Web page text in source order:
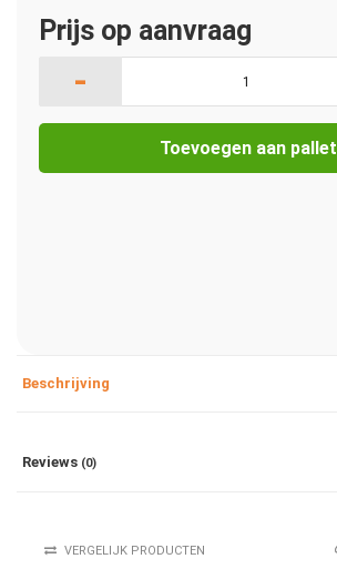
Prijs op aanvraag
-
Toevoegen aan pallet
Beschrijving
Reviews (0)
VERGELIJK PRODUCTEN